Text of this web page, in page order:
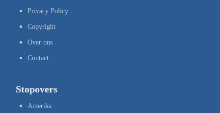
Privacy Policy
Copyright
Over ons
Contact
Stopovers
Amerika